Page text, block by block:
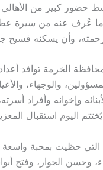
حضور كبير من الأهالي
عُرف عنه من سيرة
وأن يسكنه فسيح
الخرمة توافد
والوجهاء،
وإخوانه وأفراد
اليوم استقبال
التي حظيت بمحبة
وحسن الجوار، وفتح